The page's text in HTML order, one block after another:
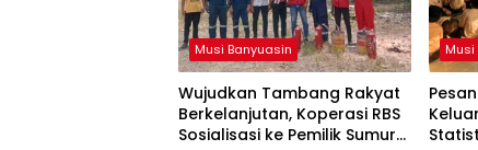
Musi Banyuasin
Wujudkan Tambang Rakyat
Berkelanjutan, Koperasi RBS
Sosialisasi ke Pemilik Sumur
Musi